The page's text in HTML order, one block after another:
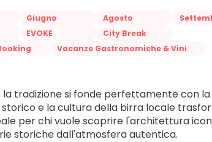
Giugno Agosto
EVOKE
City Break
Vacanze Gastronomiche & Vini
tradizione si fonde perfettamente con
e la cultura della birra locale
per chi vuole scoprire l'architettura
storiche dall'atmosfera autentica.